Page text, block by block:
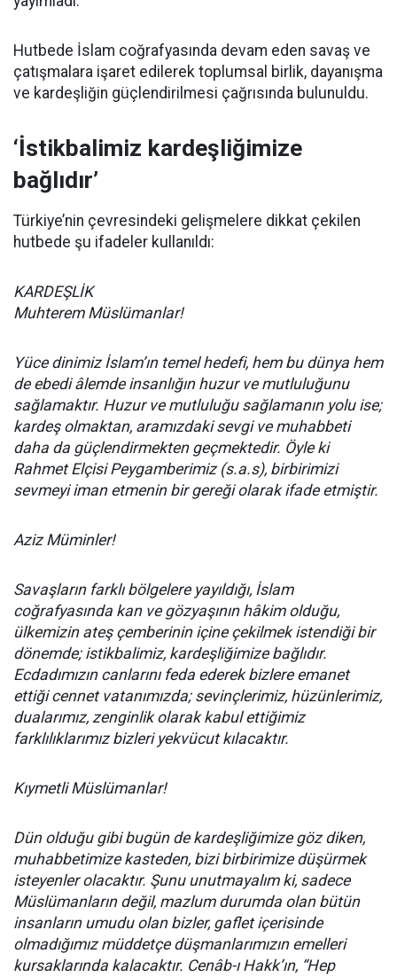
Hutbede İslam coğrafyasında devam eden savaş ve
çatışmalara işaret edilerek toplumsal birlik, dayanışma
ve kardeşliğin güçlendirilmesi çağrısında bulunuldu.
‘İstikbalimiz kardeşliğimize
bağlıdır’
Türkiye’nin çevresindeki gelişmelere dikkat çekilen
hutbede şu ifadeler kullanıldı:
KARDEŞLİK
Muhterem Müslümanlar!
Yüce dinimiz İslam’ın temel hedefi, hem bu dünya hem
de ebedi âlemde insanlığın huzur ve mutluluğunu
sağlamaktır. Huzur ve mutluluğu sağlamanın yolu ise;
kardeş olmaktan, aramızdaki sevgi ve muhabbeti
daha da güçlendirmekten geçmektedir. Öyle ki
Rahmet Elçisi Peygamberimiz (s.a.s), birbirimizi
sevmeyi iman etmenin bir gereği olarak ifade etmiştir.
Aziz Müminler!
Savaşların farklı bölgelere yayıldığı, İslam
coğrafyasında kan ve gözyaşının hâkim olduğu,
ülkemizin ateş çemberinin içine çekilmek istendiği bir
dönemde; istikbalimiz, kardeşliğimize bağlıdır.
Ecdadımızın canlarını feda ederek bizlere emanet
ettiği cennet vatanımızda; sevinçlerimiz, hüzünlerimiz,
dualarımız, zenginlik olarak kabul ettiğimiz
farklılıklarımız bizleri yekvücut kılacaktır.
Kıymetli Müslümanlar!
Dün olduğu gibi bugün de kardeşliğimize göz diken,
muhabbetimize kasteden, bizi birbirimize düşürmek
isteyenler olacaktır. Şunu unutmayalım ki, sadece
Müslümanların değil, mazlum durumda olan bütün
insanların umudu olan bizler, gaflet içerisinde
olmadığımız müddetçe düşmanlarımızın emelleri
kursaklarında kalacaktır. Cenâb-ı Hakk’ın, “Hep